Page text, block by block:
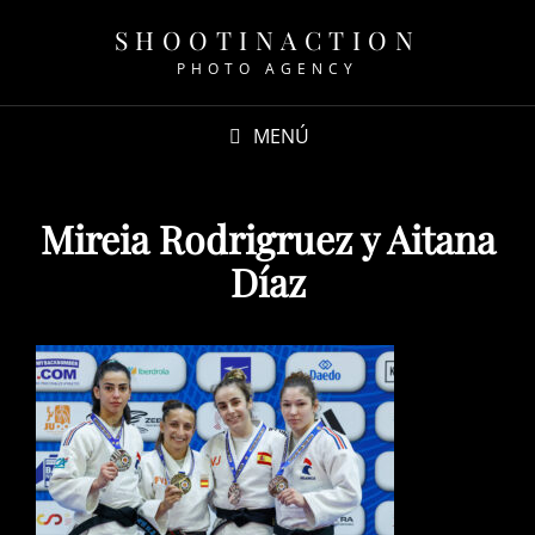
SHOOTINACTION
PHOTO AGENCY
MENÚ
Mireia Rodrigruez y Aitana
Díaz